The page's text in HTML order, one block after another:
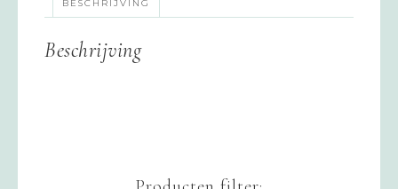
BESCHRIJVING
Beschrijving